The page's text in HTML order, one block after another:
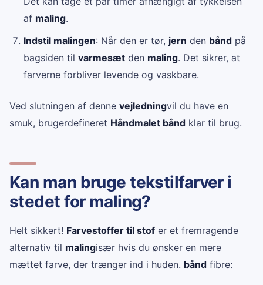
af maling.
Indstil malingen: Når den er tør, jern den bånd på
bagsiden til varmesæt den maling. Det sikrer, at
farverne forbliver levende og vaskbare.
Ved slutningen af denne vejledningvil du have en
smuk, brugerdefineret Håndmalet bånd klar til brug.
Kan man bruge tekstilfarver i
stedet for maling?
Helt sikkert! Farvestoffer til stof er et fremragende
alternativ til malingisær hvis du ønsker en mere
mættet farve, der trænger ind i huden. bånd fibre: